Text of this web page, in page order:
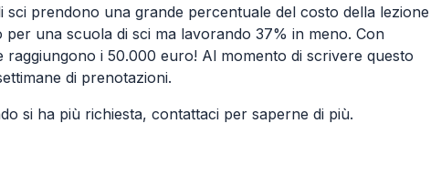
prendono una grande percentuale del costo della lezione
una scuola di sci ma lavorando 37% in meno. Con
i 50.000 euro! Al momento di scrivere questo
di prenotazioni.
si ha più richiesta, contattaci per saperne di più.